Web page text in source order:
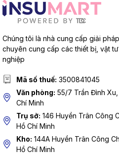
Chúng tôi là nhà cung cấp giải
chuyên cung cấp các thiết bị, vật
nghiệp
Mã số thuế: 3500841045
Văn phòng: 55/7 Trần Đình
Chí Minh
Trụ sở: 146 Huyền Trân Công
Hồ Chí Minh
Kho: 144A Huyền Trân Công
Hồ Chí Minh